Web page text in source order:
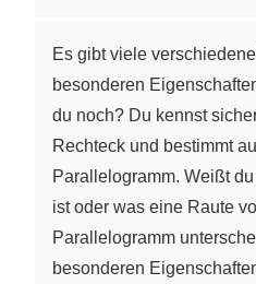
Es gibt viele
besonderen
du noch? Du kennst
Rechteck und bestimmt
Parallelogramm. Weißt
ist oder was eine Raute
Parallelogramm
besonderen